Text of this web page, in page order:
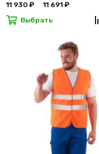
11 930 ₽
11 691 ₽
Выбрать